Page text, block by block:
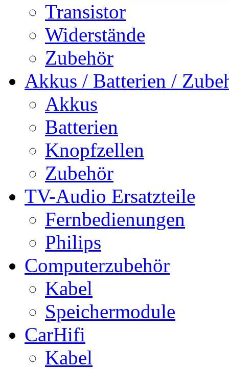
Transistor
Widerstände
Zubehör
Akkus / Batterien /
Akkus
Batterien
Knopfzellen
Zubehör
TV-Audio Ersatzteile
Fernbedienungen
Philips
Computerzubehör
Kabel
Speichermodule
CarHifi
Kabel